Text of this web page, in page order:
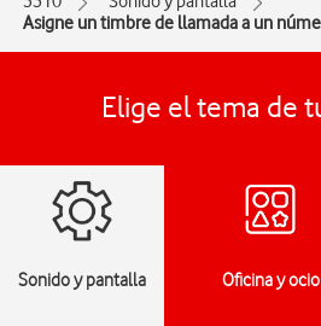
Asigne un timbre de llamada a un
Elige el tema de
Sonido y pantalla Oficina y ocio